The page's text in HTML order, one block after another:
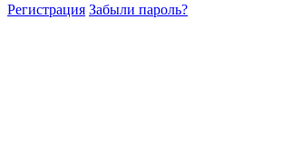
Регистрация Забыли пароль?